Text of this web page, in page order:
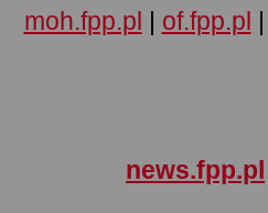
moh.fpp.pl | of.fpp.pl |
news.fpp.pl